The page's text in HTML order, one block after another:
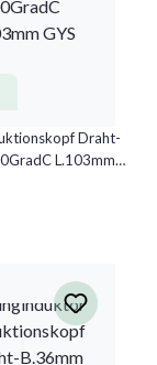
Draht-
L.103mm